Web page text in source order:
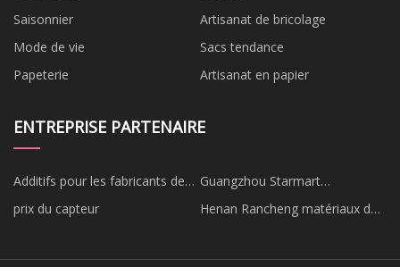
Saisonnier
Artisanat de bricolage
Mode de vie
Sacs tendance
Papeterie
Artisanat en papier
ENTREPRISE PARTENAIRE
Additifs pour les fabricants de
revêtements pour bois
Guangzhou Starmart
Technologie Co., Ltd.
prix du capteur
Henan Rancheng matériaux de